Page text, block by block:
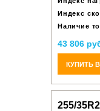
Индекс
Наличие
43 806
КУПИТЬ
255/